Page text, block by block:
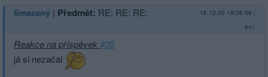
Smazaný | Předmět: RE: RE: RE: 16.12.20 19:06:58 |
#41
Reakce na příspěvek#35
já si nezačal